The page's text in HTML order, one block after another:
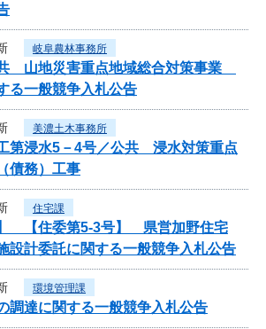
岐阜農林事務所
共 山地災害重点地域総合対策事業
る一般競争入札公告
美濃土木事務所
第浸水5－4号／公共 浸水対策重点
債務）工事
住宅課
】 【住委第5-3号】 県営加野住宅
設計委託に関する一般競争入札公告
環境管理課
調達に関する一般競争入札公告